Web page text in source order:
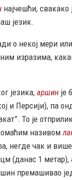
најчешћи, свакако
језик.
о некој мери
изразима,
језика, аршин је
и Персији), па
То је
називом
негде чак и
(данас 1 метар),
премашивао